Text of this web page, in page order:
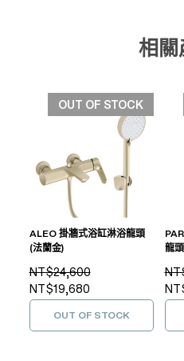
相
OUT OF STOCK
ALEO 掛牆式浴缸淋浴龍頭
(法蘭金)
NT$24,600
NT$19,680
OUT OF STOCK
龍